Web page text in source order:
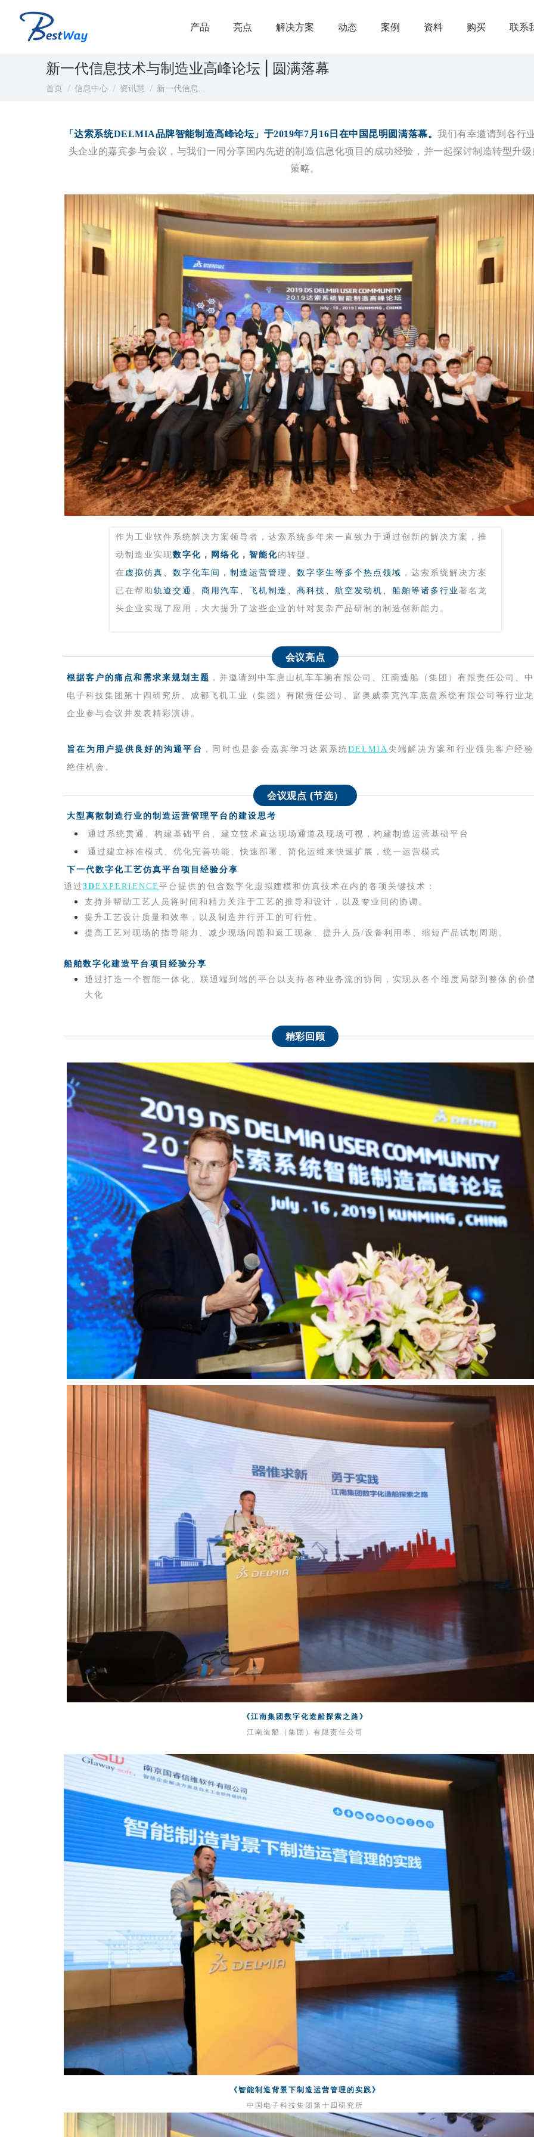
产品 亮点 解决方案 动态 案例 资料 购买 联系
新一代信息技术与制造业高峰论坛 | 圆满落幕
您在这里：
首页 信息中心 资讯慧 新一代信息…
「达索系统DELMIA品牌智能制造高峰论坛」于2019年7月16日在中国昆明圆满落幕。我们有幸邀请到各行
头企业的嘉宾参与会议，与我们一同分享国内先进的制造信息化项目的成功经验，并一起探讨制造转型升级
策略。
作为工业软件系统解决方案领导者，达索系统多年来一直致力于通过创新的解决方案，推
动制造业实现数字化，网络化，智能化的转型。
在 虚拟仿真、数字化车间，制造运营管理、数字孪生等多个热点领域 ，达索系统解决方案
已在帮助 轨道交通、商用汽车、飞机制造、高科技、航空发动机、船舶等诸多行业 著名龙
头企业实现了应用，大大提升了这些企业的针对复杂产品研制的制造创新能力。
会议亮点
根据客户的痛点和需求来规划主题 ，并邀请到 中车唐山机车车辆有限公司、江南造船（集团）有限责任公司、
电子科技集团第十四研究所、成都飞机工业（集团）有限责任公司、富奥威泰克汽车底盘系统有限公司等行业
企业 参与会议并发表精彩演讲。
旨在 为用户提供良好的沟通平台 ，同时也是参会嘉宾学习达索系统DELMIA 尖端解决方案和行业领先客户经
绝佳机会。
会议观点 (节选）
大型离散制造行业的制造运营管理平台的建设思考
通过系统贯通、构建基础平台、建立技术直达现场通道及现场可视，构建制造运营基础平台
通过建立标准模式、优化完善功能、快速部署、简化运维来快速扩展，统一运营模式
下一代数字化工艺仿真平台项目经验分享
通过 3DEXPERIENCE 平台提 供的包含数字化虚拟建模和仿真技术在内的各项关键技术：
支持并帮助工艺人员将时间和精力关注于工艺的推导和设计，以及专业间的协调。
提升工艺设计质量和效率，以及制造并行开工的可行性。
提高工艺对现场的指导能力、减少现场问题和返工现象、提升人员/设备利用率、缩短产品试制周期。
船舶数字化建造平台项目经验分享
通过打造一个智能一体化、联通端到端的平台以支持各 种业务流的协同，实现从各个维度局部到整体的价
大化
精彩回顾
《江南集团数字化造船探索之路》
江南造船（集团）有限责任公司
《智能制造背景下制造运营管理的实践》
中国电子科技集团第十四研究所